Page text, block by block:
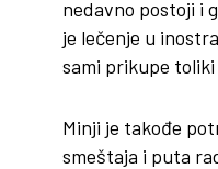
nedavno postoji i
je lečenje u
sami prikupe toliki
Minji je takođe
smeštaja i puta